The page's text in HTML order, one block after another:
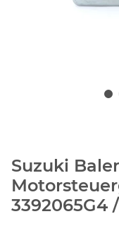
Suzuki
3392065G4